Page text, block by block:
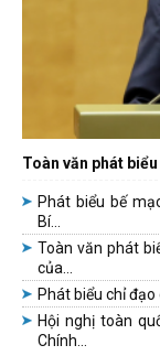
Toàn văn phát
Phát biểu bế
Bí...
Toàn văn phát
của...
Phát biểu chỉ
Hội nghị toàn
Chính...